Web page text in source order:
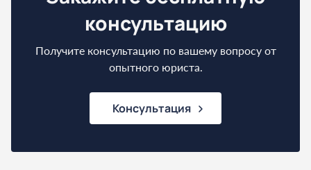
консультацию
Получите консультацию по вашему вопросу от
опытного юриста.
Консультация